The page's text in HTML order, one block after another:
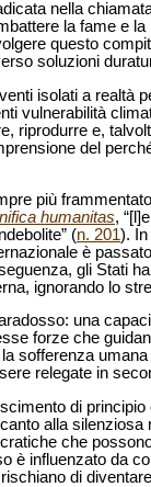
nella
la fame e
questo
soluzioni
isolati a realtà
vulnerabilità
riprodurre e,
del
più
humanitas,
(n. 201).
è
gli Stati
ignorando lo
una
forze che
sofferenza
relegate in
di
alla
che
è influenzato da
di